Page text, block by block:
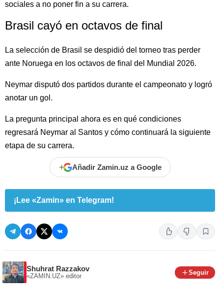
sociales a no poner fin a su carrera.
Brasil cayó en octavos de final
La selección de Brasil se despidió del torneo tras perder
ante Noruega en los octavos de final del Mundial 2026.
Neymar disputó dos partidos durante el campeonato y logró
anotar un gol.
La pregunta principal ahora es en qué condiciones
regresará Neymar al Santos y cómo continuará la siguiente
etapa de su carrera.
+ Añadir Zamin.uz a Google
¡Lee «Zamin» en Telegram!
Shuhrat Razzakov
«ZAMIN.UZ» editor
Seguir